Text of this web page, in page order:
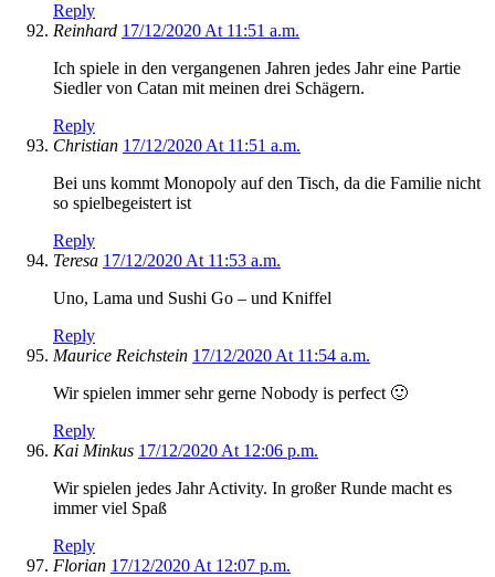
Reply
Reinhard 17/12/2020 At 11:51 a.m.
Ich spiele in den vergangenen Jahren jedes Jahr eine Partie
Siedler von Catan mit meinen drei Schägern.
Reply
Christian 17/12/2020 At 11:51 a.m.
Bei uns kommt Monopoly auf den Tisch, da die Familie nicht
so spielbegeistert ist
Reply
Teresa 17/12/2020 At 11:53 a.m.
Uno, Lama und Sushi Go – und Kniffel
Reply
Maurice Reichstein 17/12/2020 At 11:54 a.m.
Wir spielen immer sehr gerne Nobody is perfect 🙂
Reply
Kai Minkus 17/12/2020 At 12:06 p.m.
Wir spielen jedes Jahr Activity. In großer Runde macht es
immer viel Spaß
Reply
Florian 17/12/2020 At 12:07 p.m.